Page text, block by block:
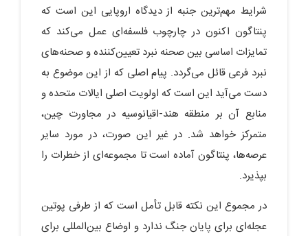
شرایط مهم‌ترین جنبه از دیدگاه اروپایی این است که
پنتاگون اکنون در چارچوب فلسفه‌ای عمل می‌کند که
تمایزات اساسی بین صحنه نبرد تعیین‌کننده و صحنه‌های
نبرد فرعی قائل می‌گردد. پیام اصلی که از این موضوع به
دست می‌آید این است که اولویت اصلی ایالات متحده و
منابع آن بر منطقه هند-اقیانوسیه در مجاورت چین،
متمرکز خواهد شد. در غیر این صورت، در مورد سایر
عرصه‌ها، پنتاگون آماده است تا مجموعه‌ای از خطرات را
بپذیرد.
در مجموع این نکته قابل تأمل است که از طرفی پوتین
عجله‌ای برای پایان جنگ ندارد و اوضاع بین‌المللی برای